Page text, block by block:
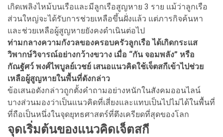
เกิดเพลิงไหม้บนเรือและมีลูกเรือสูญหาย 3 ราย แม้ว่าลูกเรือ
ส่วนใหญ่จะได้รับการช่วยเหลือขึ้นฝั่งแล้ว แต่ภารกิจค้นหา
และช่วยเหลือผู้สูญหายยังคงดำเนินต่อไป
ท่ามกลางความกังวลของครอบครัวลูกเรือ ได้เกิดกระแส
วิพากษ์วิจารณ์อย่างกว้างขวาง เมื่อ “กัน จอมพลัง” หรือ
กัณฐัศว์ พงศ์ไพบูลย์เวชย์ เสนอแนวคิดใช้เจ็ตสกีเข้าไปช่วย
เหลือผู้สูญหายในพื้นที่ดังกล่าว
ข้อเสนอดังกล่าวถูกตั้งคำถามอย่างหนักในสังคมออนไลน์
บางส่วนมองว่าเป็นแนวคิดที่เสี่ยงและแทบเป็นไปไม่ได้ในพื้นที่
ที่ถือเป็นหนึ่งในจุดยุทธศาสตร์ที่ตึงเครียดที่สุดของโลก
จุดเริ่มต้นของแนวคิดเจ็ตสกี